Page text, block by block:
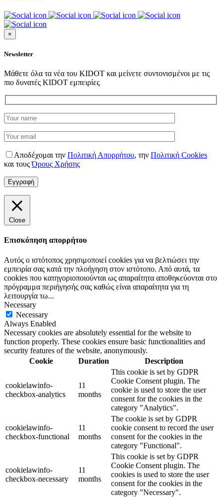
×
Newsletter
Μάθετε όλα τα νέα του KIDOT και μείνετε συντονισμένοι με τις
πιο δυνατές KIDOT εμπειρίες
Αποδέχομαι την Πολιτική Απορρήτου, την Πολιτική Cookies
και τουςΌρους Χρήσης
Close
Επισκόπηση απορρήτου
Αυτός ο ιστότοπος χρησιμοποιεί cookies για να βελτιώσει την
εμπειρία σας κατά την πλοήγηση στον ιστότοπο. Από αυτά, τα
cookies που κατηγοριοποιούνται ως απαραίτητα αποθηκεύονται στο
πρόγραμμα περιήγησής σας καθώς είναι απαραίτητα για τη
λειτουργία τω...
Necessary
Necessary
Always Enabled
Necessary cookies are absolutely essential for the website to
function properly. These cookies ensure basic functionalities and
security features of the website, anonymously.
Cookie
Duration Description
cookielawinfo-
checkbox-analytics
11
months
This cookie is set by GDPR
Cookie Consent plugin. The
cookie is used to store the user
consent for the cookies in the
category "Analytics".
cookielawinfo-
checkbox-functional
11
months
The cookie is set by GDPR
cookie consent to record the user
consent for the cookies in the
category "Functional".
cookielawinfo-
checkbox-necessary
11
months
This cookie is set by GDPR
Cookie Consent plugin. The
cookies is used to store the user
consent for the cookies in the
category "Necessary".